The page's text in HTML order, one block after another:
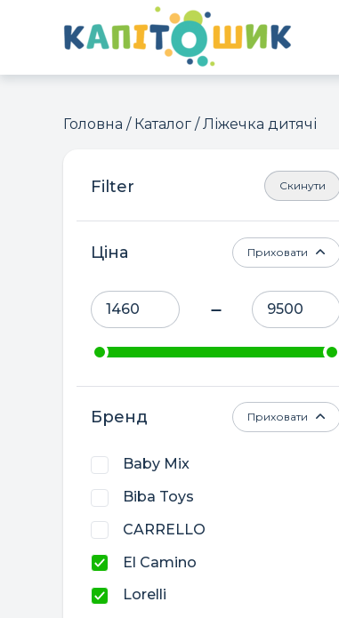
Головна / Каталог / Ліжечка дитячі
Скинути
Ціна Приховати
Бренд
Baby Mix
Biba Toys
CARRELLO
El Camino
Lorelli
Приховати